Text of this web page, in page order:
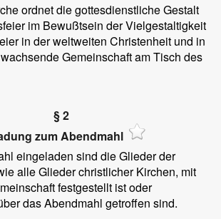
ordnet die gottesdienstliche Gestalt
im Bewußtsein der Vielgestaltigkeit
in der weltweiten Christenheit und in
Gemeinschaft am Tisch des
§ 2
zum Abendmahl
eingeladen sind die Glieder der
alle Glieder christlicher Kirchen, mit
festgestellt ist oder
das Abendmahl getroffen sind.